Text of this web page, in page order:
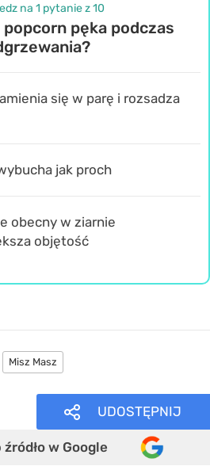
na 1 pytanie z 10
popcorn pęka podczas
się w parę i rozsadza
jak proch
obecny w ziarnie
objętość
Misz Masz
UDOSTĘPNIJ
źródło w Google